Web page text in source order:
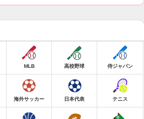
MLB 高校野球 侍ジャパン
海外サッカー 日本代表 テニス